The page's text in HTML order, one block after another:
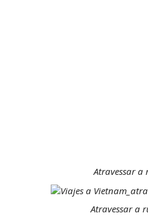
Atravessar a
Atravessar a